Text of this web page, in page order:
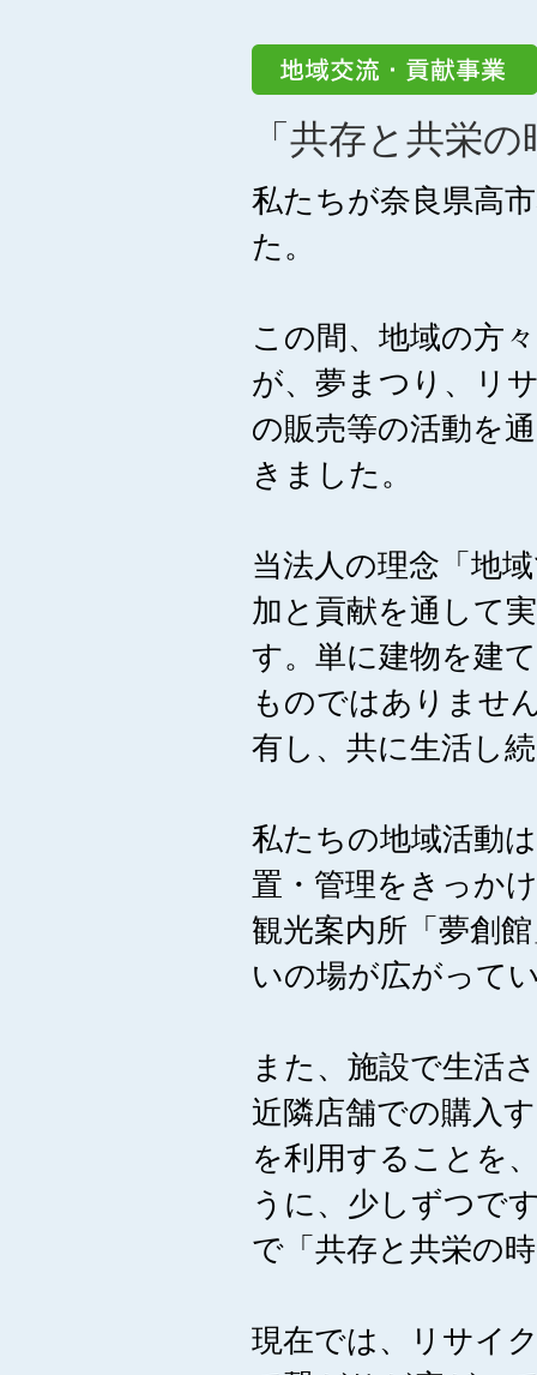
「共存と共栄
私たちが奈良県高
た。
この間、地域の方
が、夢まつり、リ
の販売等の活動を
きました。
当法人の理念「地
加と貢献を通して
す。単に建物を建
ものではありませ
有し、共に生活し
私たちの地域活動
置・管理をきっか
観光案内所「夢創
いの場が広がって
また、施設で生活
近隣店舗での購入
を利用することを
うに、少しずつで
で「共存と共栄の
現在では、リサイ